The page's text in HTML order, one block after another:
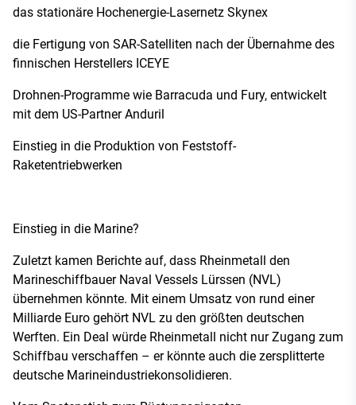
das stationäre Hochenergie-Lasernetz Skynex
die Fertigung von SAR-Satelliten nach der Übernahme des
finnischen Herstellers ICEYE
Drohnen-Programme wie Barracuda und Fury, entwickelt
mit dem US-Partner Anduril
Einstieg in die Produktion von Feststoff-
Raketentriebwerken
Einstieg in die Marine?
Zuletzt kamen Berichte auf, dass Rheinmetall den
Marineschiffbauer Naval Vessels Lürssen (NVL)
übernehmen könnte. Mit einem Umsatz von rund einer
Milliarde Euro gehört NVL zu den größten deutschen
Werften. Ein Deal würde Rheinmetall nicht nur Zugang zum
Schiffbau verschaffen – er könnte auch die zersplitterte
deutsche Marineindustriekonsolidieren.